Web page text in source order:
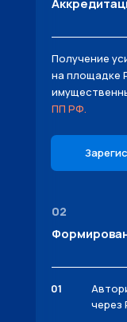
Получение
на площадке
ПП РФ.
02
через
01